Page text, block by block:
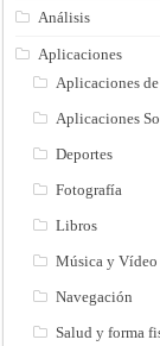
Análisis
Aplicaciones
Aplicaciones
Aplicaciones
Deportes
Fotografía
Libros
Música y Vídeo
Navegación
Salud y forma